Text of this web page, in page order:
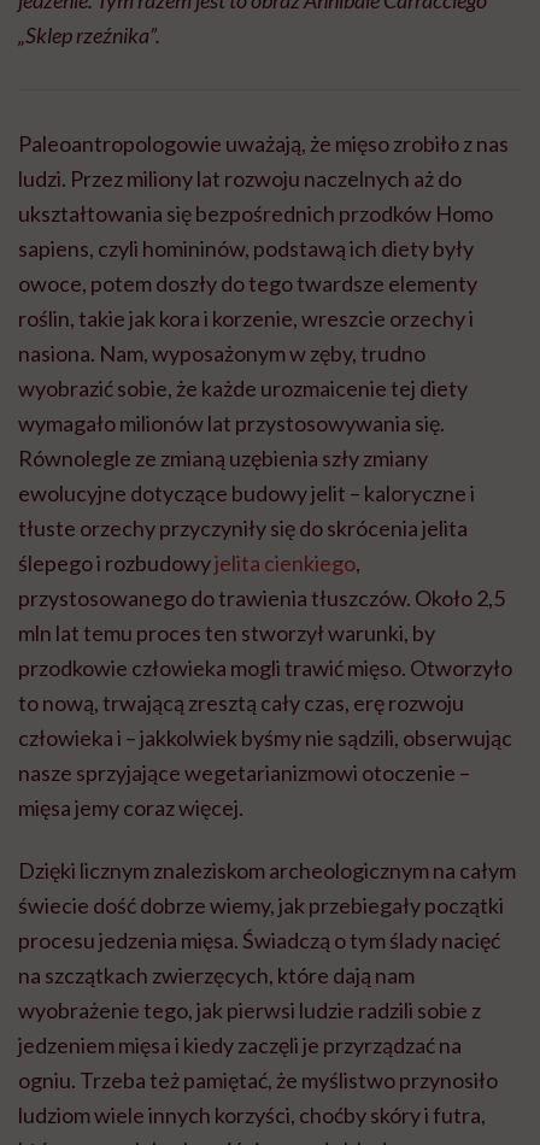
„Sklep rzeźnika”.
Paleoantropologowie uważają, że mięso zrobiło z nas
ludzi. Przez miliony lat rozwoju naczelnych aż do
ukształtowania się bezpośrednich przodków Homo
sapiens, czyli homininów, podstawą ich diety były
owoce, potem doszły do tego twardsze elementy
roślin, takie jak kora i korzenie, wreszcie orzechy i
nasiona. Nam, wyposażonym w zęby, trudno
wyobrazić sobie, że każde urozmaicenie tej diety
wymagało milionów lat przystosowywania się.
Równolegle ze zmianą uzębienia szły zmiany
ewolucyjne dotyczące budowy jelit – kaloryczne i
tłuste orzechy przyczyniły się do skrócenia jelita
ślepego i rozbudowyjelita cienkiego,
przystosowanego do trawienia tłuszczów. Około 2,5
mln lat temu proces ten stworzył warunki, by
przodkowie człowieka mogli trawić mięso. Otworzyło
to nową, trwającą zresztą cały czas, erę rozwoju
człowieka i – jakkolwiek byśmy nie sądzili, obserwując
nasze sprzyjające wegetarianizmowi otoczenie –
mięsa jemy coraz więcej.
Dzięki licznym znaleziskom archeologicznym na całym
świecie dość dobrze wiemy, jak przebiegały początki
procesu jedzenia mięsa. Świadczą o tym ślady nacięć
na szczątkach zwierzęcych, które dają nam
wyobrażenie tego, jak pierwsi ludzie radzili sobie z
jedzeniem mięsa i kiedy zaczęli je przyrządzać na
ogniu. Trzeba też pamiętać, że myślistwo przynosiło
ludziom wiele innych korzyści, choćby skóry i futra,